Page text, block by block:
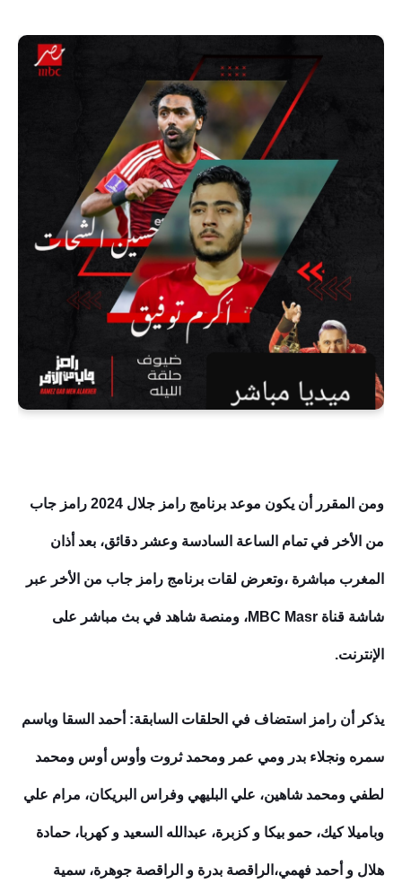
ومن المقرر أن يكون موعد برنامج رامز جلال 2024 رامز جاب
من الأخر في تمام الساعة السادسة وعشر دقائق، بعد أذان
المغرب مباشرة ،وتعرض لقات برنامج رامز جاب من الأخر عبر
شاشة قناة MBC Masr، ومنصة شاهد في بث مباشر على
الإنترنت.
يذكر أن رامز استضاف في الحلقات السابقة: أحمد السقا وباسم
سمره ونجلاء بدر ومي عمر ومحمد ثروت وأوس أوس ومحمد
لطفي ومحمد شاهين، علي البليهي وفراس البريكان، مرام علي
وباميلا كيك، حمو بيكا و كزبرة، عبدالله السعيد و كهربا، حمادة
هلال و أحمد فهمي،الراقصة بدرة و الراقصة جوهرة، سمية